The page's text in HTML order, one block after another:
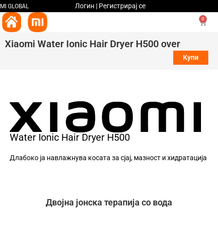
MI GLOBAL Логин | Регистрирај се
0
Xiaomi Water Ionic Hair Dryer H500 over
Купи
Water Ionic Hair Dryer H500
Длабоко ја навлажнува косата за сјај, мазност и хидратација
Двојна јонска терапија со вода